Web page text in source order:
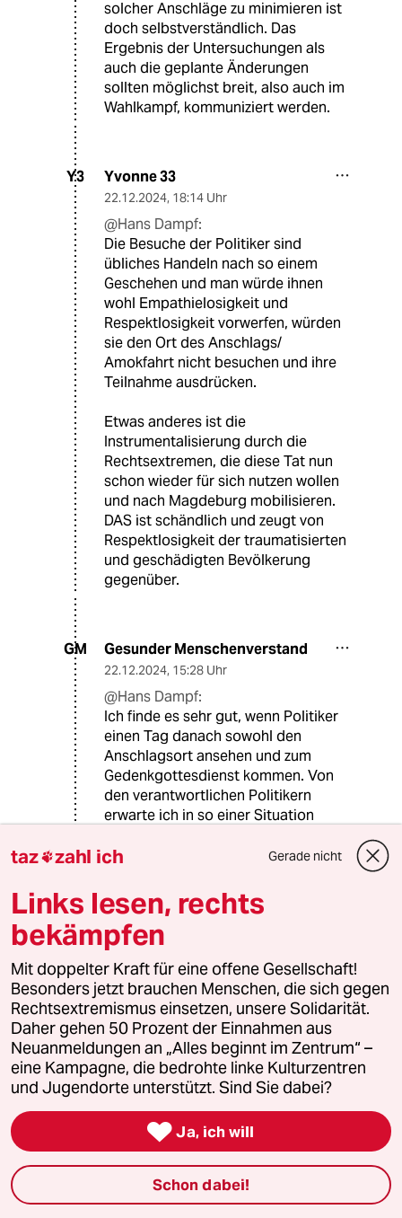
solcher Anschläge zu minimieren ist
doch selbstverständlich. Das
Ergebnis der Untersuchungen als
auch die geplante Änderungen
sollten möglichst breit, also auch im
Wahlkampf, kommuniziert werden.
Y3 Yvonne 33
22.12.2024, 18:14 Uhr
@Hans Dampf:
Die Besuche der Politiker sind
übliches Handeln nach so einem
Geschehen und man würde ihnen
wohl Empathielosigkeit und
Respektlosigkeit vorwerfen, würden
sie den Ort des Anschlags/
Amokfahrt nicht besuchen und ihre
Teilnahme ausdrücken.
Etwas anderes ist die
Instrumentalisierung durch die
Rechtsextremen, die diese Tat nun
schon wieder für sich nutzen wollen
und nach Magdeburg mobilisieren.
DAS ist schändlich und zeugt von
Respektlosigkeit der traumatisierten
und geschädigten Bevölkerung
gegenüber.
GM Gesunder Menschenverstand
22.12.2024, 15:28 Uhr
@Hans Dampf:
Ich finde es sehr gut, wenn Politiker
einen Tag danach sowohl den
Anschlagsort ansehen und zum
Gedenkgottesdienst kommen. Von
den verantwortlichen Politikern
erwarte ich in so einer Situation
Wenn all dies nicht geschehen würde,
@Hans Dampf, lass die Denunzierung
als Ego-Show einfach stecken.
Hans Dampf
22.12.2024,22:33 Uhr
@Gesunder Menschenverstand:
"Also @Hans Dampf, lass die
Denunzierung als Ego-Show einfach
stecken."
Ich habe ein Recht auf eine eigene
Meinung. Und ich habe geschrieben
"ich finde...", es also klar als Meinung
ausgedrückt.
taz zahl ich Gerade nicht
Links lesen, rechts
bekämpfen
Mit doppelter Kraft für eine offene Gesellschaft!
Besonders jetzt brauchen Menschen, die sich gegen
Rechtsextremismus einsetzen, unsere Solidarität.
Daher gehen 50 Prozent der Einnahmen aus
Neuanmeldungen an „Alles beginnt im Zentrum“ –
eine Kampagne, die bedrohte linke Kulturzentren
und Jugendorte unterstützt. Sind Sie dabei?
 Ja, ich will
Schon dabei!